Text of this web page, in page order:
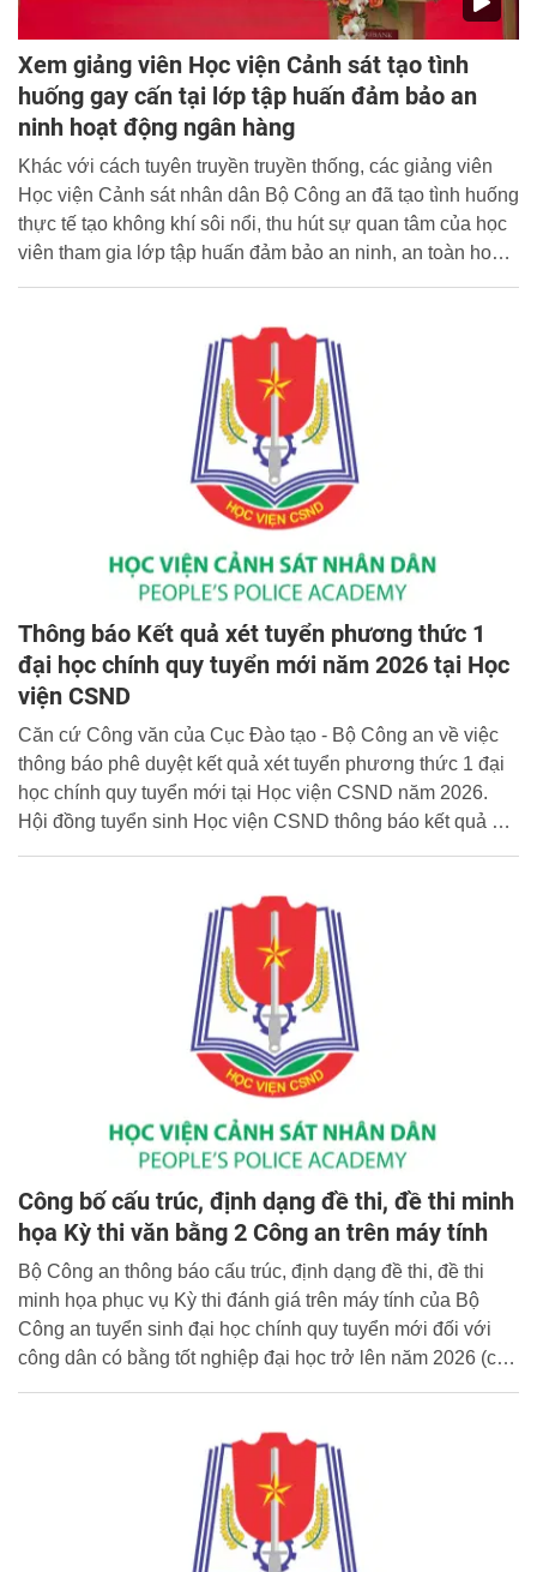
Xem giảng viên Học viện Cảnh sát tạo tình
huống gay cấn tại lớp tập huấn đảm bảo an
ninh hoạt động ngân hàng
Khác với cách tuyên truyền truyền thống, các giảng viên
Học viện Cảnh sát nhân dân Bộ Công an đã tạo tình huống
thực tế tạo không khí sôi nổi, thu hút sự quan tâm của học
viên tham gia lớp tập huấn đảm bảo an ninh, an toàn hoạt
Thông báo Kết quả xét tuyển phương thức 1
đại học chính quy tuyển mới năm 2026 tại Học
viện CSND
Căn cứ Công văn của Cục Đào tạo - Bộ Công an về việc
thông báo phê duyệt kết quả xét tuyển phương thức 1 đại
học chính quy tuyển mới tại Học viện CSND năm 2026.
Hội đồng tuyển sinh Học viện CSND thông báo kết quả xét
Công bố cấu trúc, định dạng đề thi, đề thi minh
họa Kỳ thi văn bằng 2 Công an trên máy tính
Bộ Công an thông báo cấu trúc, định dạng đề thi, đề thi
minh họa phục vụ Kỳ thi đánh giá trên máy tính của Bộ
Công an tuyển sinh đại học chính quy tuyển mới đối với
công dân có bằng tốt nghiệp đại học trở lên năm 2026 (có